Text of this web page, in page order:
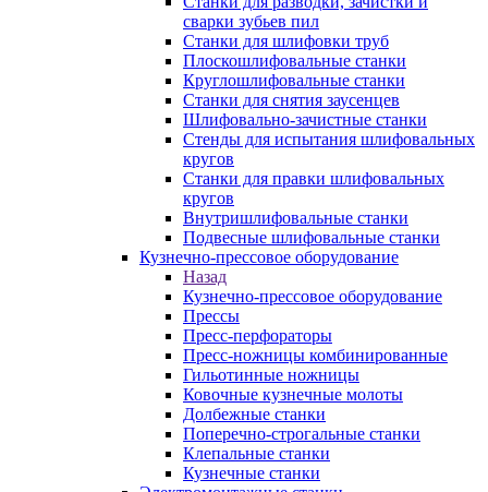
сварки зубьев пил
Станки для шлифовки труб
Плоскошлифовальные станки
Круглошлифовальные станки
Станки для снятия заусенцев
Шлифовально-зачистные станки
Стенды для испытания шлифовальных
кругов
Станки для правки шлифовальных
кругов
Внутришлифовальные станки
Подвесные шлифовальные станки
Кузнечно-прессовое оборудование
Назад
Кузнечно-прессовое оборудование
Прессы
Пресс-перфораторы
Пресс-ножницы комбинированные
Гильотинные ножницы
Ковочные кузнечные молоты
Долбежные станки
Поперечно-строгальные станки
Клепальные станки
Кузнечные станки